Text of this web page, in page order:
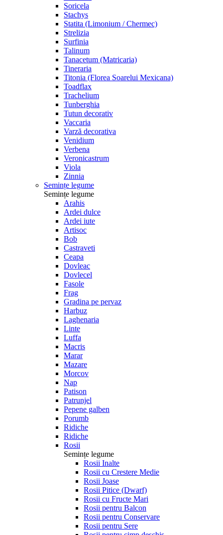
Soricela
Stachys
Statita (Limonium / Chermec)
Strelizia
Surfinia
Talinum
Tanacetum (Matricaria)
Tineraria
Titonia (Florea Soarelui Mexicana)
Toadflax
Trachelium
Tunberghia
Tutun decorativ
Vaccaria
Varză decorativa
Venidium
Verbena
Veronicastrum
Viola
Zinnia
Semințe legume
Semințe legume
Arahis
Ardei dulce
Ardei iute
Artisoc
Bob
Castraveti
Ceapa
Dovleac
Dovlecel
Fasole
Frag
Gradina pe pervaz
Harbuz
Laghenaria
Linte
Luffa
Macris
Marar
Mazare
Morcov
Nap
Patison
Patrunjel
Pepene galben
Porumb
Ridiche
Ridiche
Rosii
Semințe legume
Rosii Inalte
Rosii cu Crestere Medie
Rosii Joase
Rosii Pitice (Dwarf)
Rosii cu Fructe Mari
Rosii pentru Balcon
Rosii pentru Conservare
Rosii pentru Sere